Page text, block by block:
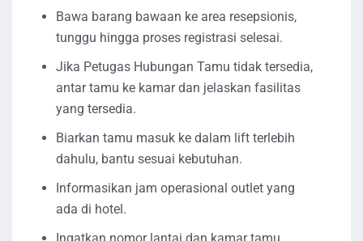
Bawa barang bawaan ke area resepsionis,
tunggu hingga proses registrasi selesai.
Jika Petugas Hubungan Tamu tidak tersedia,
antar tamu ke kamar dan jelaskan fasilitas
yang tersedia.
Biarkan tamu masuk ke dalam lift terlebih
dahulu, bantu sesuai kebutuhan.
Informasikan jam operasional outlet yang
ada di hotel.